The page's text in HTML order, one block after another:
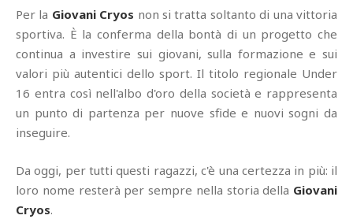
Per la Giovani Cryos non si tratta soltanto di una vittoria
sportiva. È la conferma della bontà di un progetto che
continua a investire sui giovani, sulla formazione e sui
valori più autentici dello sport. Il titolo regionale Under
16 entra così nell'albo d'oro della società e rappresenta
un punto di partenza per nuove sfide e nuovi sogni da
inseguire.
Da oggi, per tutti questi ragazzi, c'è una certezza in più: il
loro nome resterà per sempre nella storia della Giovani
Cryos.